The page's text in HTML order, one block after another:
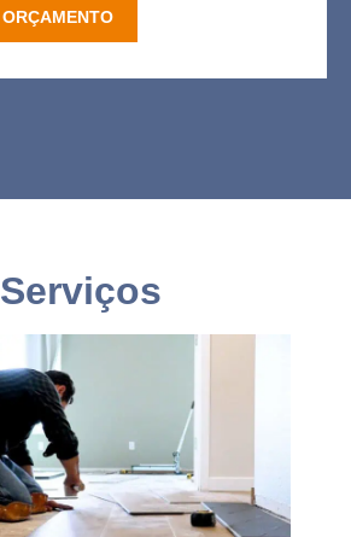
Serviços